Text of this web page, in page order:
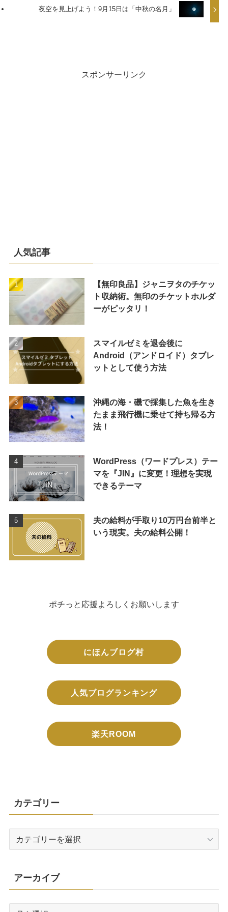
夜空を見上げよう！9月15日は「中秋の名月」
スポンサーリンク
人気記事
【無印良品】ジャニヲタのチケッ
ト収納術。無印のチケットホルダ
ーがピッタリ！
スマイルゼミを退会後に
Android（アンドロイド）タブレ
ットとして使う方法
沖縄の海・磯で採集した魚を生き
たまま飛行機に乗せて持ち帰る方
法！
WordPress（ワードプレス）テー
マを『JIN』に変更！理想を実現
できるテーマ
夫の給料が手取り10万円台前半と
いう現実。夫の給料公開！
ポチっと応援よろしくお願いします
にほんブログ村
人気ブログランキング
楽天ROOM
カテゴリー
リ
ー
アーカイブ